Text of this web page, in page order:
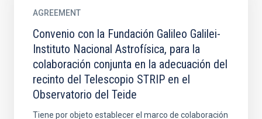
AGREEMENT
Convenio con la Fundación Galileo Galilei-
Instituto Nacional Astrofísica, para la
colaboración conjunta en la adecuación del
recinto del Telescopio STRIP en el
Observatorio del Teide
Tiene por objeto establecer el marco de colaboración